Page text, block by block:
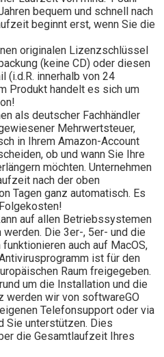
bequem und schnell nach
beginnt erst, wenn Sie die
originalen Lizenzschlüssel
(keine CD) oder diesen
(i.d.R. innerhalb von 24
Produkt handelt es sich um
als deutscher Fachhändler
Mehrwertsteuer,
in Ihrem Amazon-Account
ob und wann Sie Ihre
möchten. Unternehmen
nach der oben
Tagen ganz automatisch. Es
auf allen Betriebssystemen
Die 3er-, 5er- und die
auch auf MacOS,
ist für den
Raum freigegeben.
um die Installation und die
werden wir von softwareGO
Telefonsupport oder via
Sie unterstützen. Dies
die Gesamtlaufzeit Ihres